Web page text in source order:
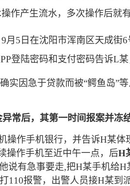
作产生流水，多次操作后就
9月 5 日在沈阳市浑南区天成街6
登陆密码和支付密码告诉L某
确实因急于贷款而被“鳄鱼岛”等
常后，其第一时间报案并冻
操作手机银行，并告诉H某体
操作手机至近中午一点， 后H
说有急事要走,把H某手机给H
110报警，出警人员接H某到